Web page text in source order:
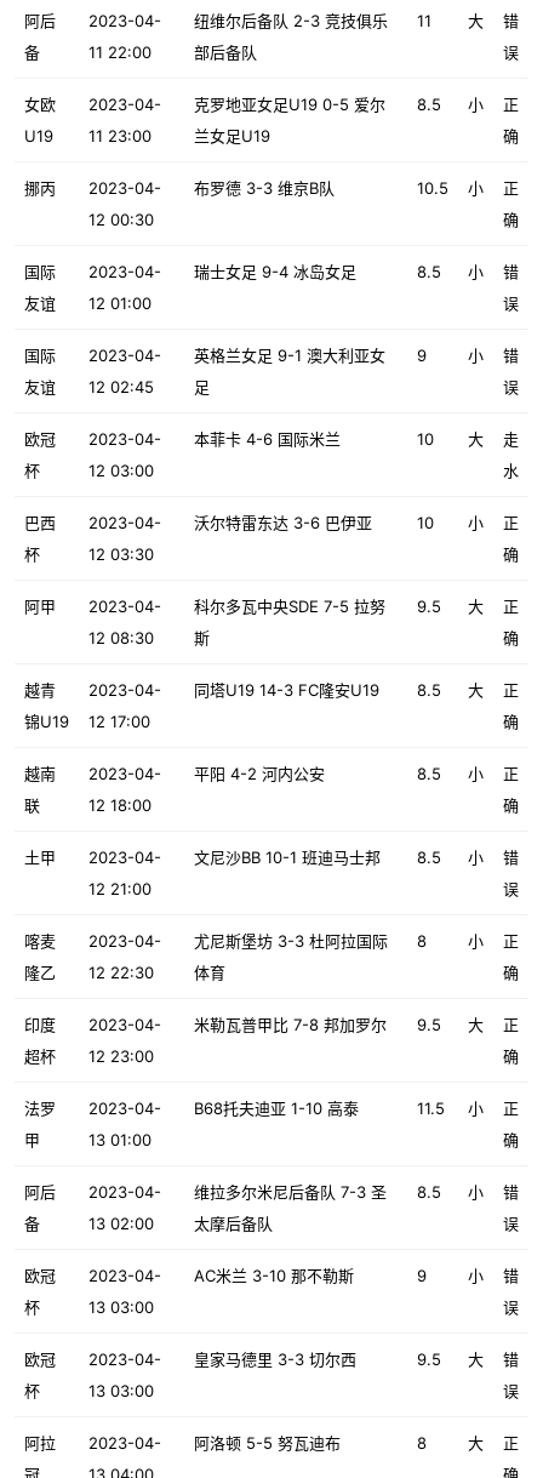
阿后
备
2023-04-
11 22:00
纽维尔后备队 2-3 竞技俱乐
部后备队
11 大
错
误
女欧
U19
2023-04-
11 23:00
克罗地亚女足U19 0-5 爱尔
兰女足U19
8.5 小
正
确
挪丙
2023-04-
12 00:30
布罗德 3-3 维京B队 10.5 小
正
确
国际
友谊
2023-04-
12 01:00
瑞士女足 9-4 冰岛女足 8.5 小
错
误
国际
友谊
2023-04-
12 02:45
英格兰女足 9-1 澳大利亚女
足
9 小
错
误
欧冠
杯
2023-04-
12 03:00
本菲卡 4-6 国际米兰 10 大
走
水
巴西
杯
2023-04-
12 03:30
沃尔特雷东达 3-6 巴伊亚 10 小
正
确
阿甲
2023-04-
12 08:30
科尔多瓦中央SDE 7-5 拉努
斯
9.5 大
正
确
越青
锦U19
2023-04-
12 17:00
同塔U19 14-3 FC隆安U19 8.5 大
正
确
越南
联
2023-04-
12 18:00
平阳 4-2 河内公安 8.5 小
正
确
土甲
2023-04-
12 21:00
文尼沙BB 10-1 班迪马士邦 8.5 小
错
误
喀麦
隆乙
2023-04-
12 22:30
尤尼斯堡坊 3-3 杜阿拉国际
体育
8 小
正
确
印度
超杯
2023-04-
12 23:00
米勒瓦普甲比 7-8 邦加罗尔 9.5 大
正
确
法罗
甲
2023-04-
13 01:00
B68托夫迪亚 1-10 高泰 11.5 小
正
确
阿后
备
2023-04-
13 02:00
维拉多尔米尼后备队 7-3 圣
太摩后备队
8.5 小
错
误
欧冠
杯
2023-04-
13 03:00
AC米兰 3-10 那不勒斯 9 小
错
误
欧冠
杯
2023-04-
13 03:00
皇家马德里 3-3 切尔西 9.5 大
错
误
阿拉
2023-04-
阿洛顿 5-5 努瓦迪布 8 大
正